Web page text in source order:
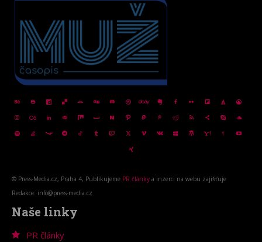
© Press-Media.cz, Praha 4, Publikujeme PR články a inzerci na webu zajišťuje
Redakce: info@press-media.cz
Naše linky
PR články